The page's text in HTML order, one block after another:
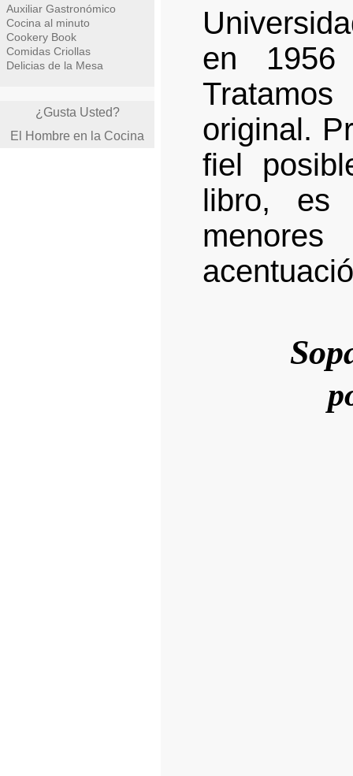
Auxiliar Gastronómico
Cocina al minuto
Cookery Book
Comidas Criollas
Delicias de la Mesa
¿Gusta Usted?
El Hombre en la Cocina
en
original.
fiel
libro, es